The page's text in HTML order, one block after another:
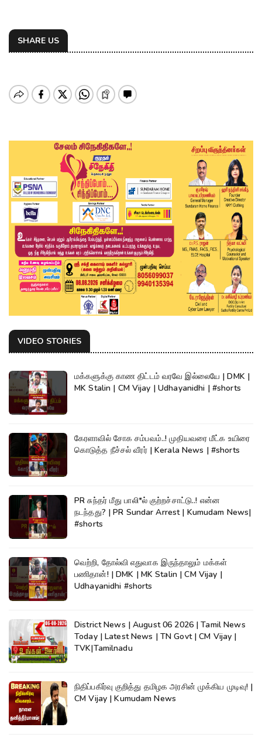
SHARE US
VIDEO STORIES
மக்களுக்கு காண திட்டம் வரவே இல்லையே | DMK |
MK Stalin | CM Vijay | Udhayanidhi | #shorts
கேரளாவில் சோக சம்பவம்..! முதியவரை மீட்க உயிரை
கொடுத்த நீச்சல் வீரர் | Kerala News | #shorts
PR சுந்தர் மீது பாலி*ல் குற்றச்சாட்டு..! என்ன
நடந்தது? | PR Sundar Arrest | Kumudam News|
#shorts
வெற்றி, தோல்வி எதுவாக இருந்தாலும் மக்கள்
பணிதான்! | DMK | MK Stalin | CM Vijay |
Udhayanidhi #shorts
District News | August 06 2026 | Tamil News
Today | Latest News | TN Govt | CM Vijay |
TVK|Tamilnadu
நிதிப்பகிர்வு குறித்து தமிழக அரசின் முக்கிய முடிவு! |
CM Vijay | Kumudam News